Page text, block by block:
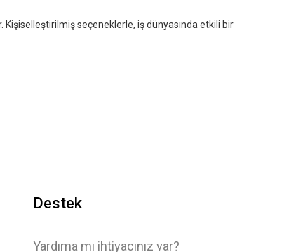
Kişiselleştirilmiş seçeneklerle, iş dünyasında etkili bir
Destek
Yardıma mı ihtiyacınız var?